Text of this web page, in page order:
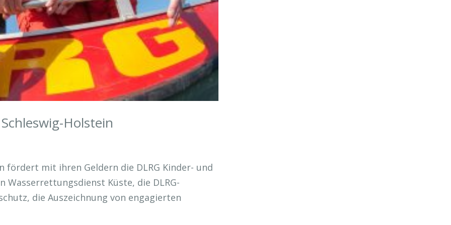
Holstein
fördert mit ihren Geldern die DLRG Kinder- und
Wasserrettungsdienst Küste, die DLRG-
die Auszeichnung von engagierten